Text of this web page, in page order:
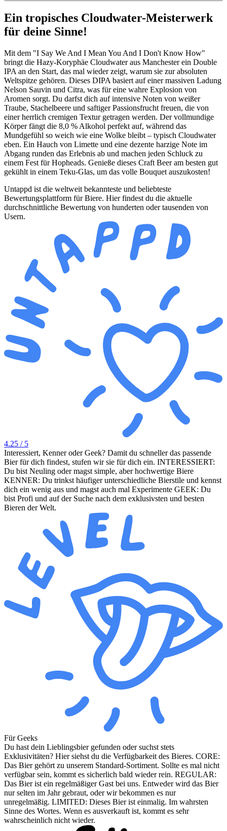
Ein tropisches Cloudwater-Meisterwerk
für deine Sinne!
Mit dem "I Say We And I Mean You And I Don't Know How"
bringt die Hazy-Koryphäe Cloudwater aus Manchester ein Double
IPA an den Start, das mal wieder zeigt, warum sie zur absoluten
Weltspitze gehören. Dieses DIPA basiert auf einer massiven Ladung
Nelson Sauvin und Citra, was für eine wahre Explosion von
Aromen sorgt. Du darfst dich auf intensive Noten von weißer
Traube, Stachelbeere und saftiger Passionsfrucht freuen, die von
einer herrlich cremigen Textur getragen werden. Der vollmundige
Körper fängt die 8,0 % Alkohol perfekt auf, während das
Mundgefühl so weich wie eine Wolke bleibt – typisch Cloudwater
eben. Ein Hauch von Limette und eine dezente harzige Note im
Abgang runden das Erlebnis ab und machen jeden Schluck zu
einem Fest für Hopheads. Genieße dieses Craft Beer am besten gut
gekühlt in einem Teku-Glas, um das volle Bouquet auszukosten!
Untappd ist die weltweit bekannteste und beliebteste
Bewertungsplattform für Biere. Hier findest du die aktuelle
durchschnittliche Bewertung von hunderten oder tausenden von
Usern.
4.25 / 5
Interessiert, Kenner oder Geek? Damit du schneller das passende
Bier für dich findest, stufen wir sie für dich ein. INTERESSIERT:
Du bist Neuling oder magst simple, aber hochwertige Biere
KENNER: Du trinkst häufiger unterschiedliche Bierstile und kennst
dich ein wenig aus und magst auch mal Experimente GEEK: Du
bist Profi und auf der Suche nach dem exklusivsten und besten
Bieren der Welt.
Für Geeks
Du hast dein Lieblingsbier gefunden oder suchst stets
Exklusivitäten? Hier siehst du die Verfügbarkeit des Bieres. CORE:
Das Bier gehört zu unserem Standard-Sortiment. Sollte es mal nicht
verfügbar sein, kommt es sicherlich bald wieder rein. REGULAR:
Das Bier ist ein regelmäßiger Gast bei uns. Entweder wird das Bier
nur selten im Jahr gebraut, oder wir bekommen es nur
unregelmäßig. LIMITED: Dieses Bier ist einmalig. Im wahrsten
Sinne des Wortes. Wenn es ausverkauft ist, kommt es sehr
wahrscheinlich nicht wieder.